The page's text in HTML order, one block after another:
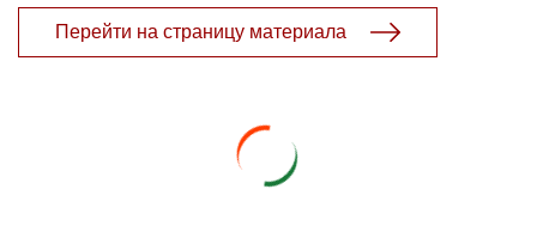
Перейти на страницу материала